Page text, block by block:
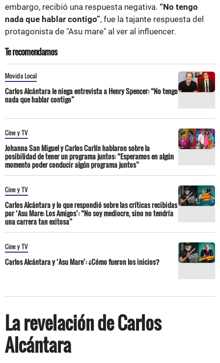
embargo, recibió una respuesta negativa. “No tengo
nada que hablar contigo”, fue la tajante respuesta del
protagonista de "Asu mare" al ver al influencer.
Te recomendamos
Movida Local
Carlos Alcántara le niega entrevista a Henry Spencer: “No tengo
nada que hablar contigo”
Cine y TV
Johanna San Miguel y Carlos Carlín hablaron sobre la
posibilidad de tener un programa juntos: “Esperamos en algún
momento poder conducir algún programa juntos”
Cine y TV
Carlos Alcántara y lo que respondió sobre las críticas recibidas
por ‘Asu Mare: Los Amigos’: “No soy mediocre, sino no tendría
una carrera tan exitosa”
Cine y TV
Carlos Alcántara y ‘Asu Mare’: ¿Cómo fueron los inicios?
La revelación de Carlos
Alcántara